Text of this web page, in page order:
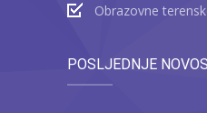
Obrazovne
POSLJEDNJE